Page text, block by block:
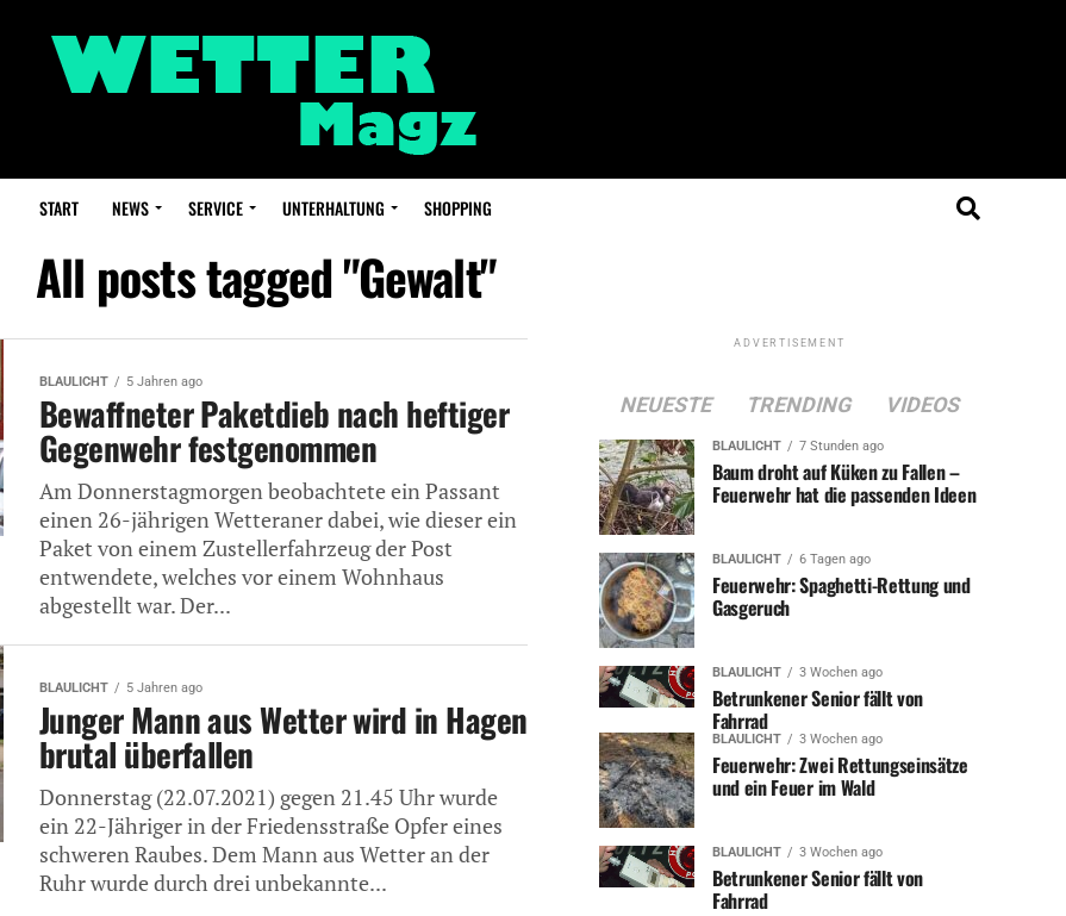
START NEWS SERVICE UNTERHALTUNG SHOPPING
All posts tagged "Gewalt"
BLAULICHT 5 Jahren ago
Bewaffneter Paketdieb nach heftiger
Gegenwehr festgenommen
Am Donnerstagmorgen beobachtete ein Passant
einen 26-jährigen Wetteraner dabei, wie dieser ein
Paket von einem Zustellerfahrzeug der Post
entwendete, welches vor einem Wohnhaus
abgestellt war. Der...
BLAULICHT 5 Jahren ago
Junger Mann aus Wetter wird in Hagen
brutal überfallen
Donnerstag (22.07.2021) gegen 21.45 Uhr wurde
ein 22-Jähriger in der Friedensstraße Opfer eines
schweren Raubes. Dem Mann aus Wetter an der
Ruhr wurde durch drei unbekannte...
ADVERTISEMENT
NEUESTE TRENDING VIDEOS
BLAULICHT 7 Stunden ago
Baum droht auf Küken zu Fallen –
Feuerwehr hat die passenden Ideen
BLAULICHT 6 Tagen ago
Feuerwehr: Spaghetti-Rettung und
Gasgeruch
BLAULICHT 3 Wochen ago
Betrunkener Senior fällt von
Fahrrad
BLAULICHT 3 Wochen ago
Feuerwehr: Zwei Rettungseinsätze
und ein Feuer im Wald
BLAULICHT 3 Wochen ago
Betrunkener Senior fällt von
Fahrrad